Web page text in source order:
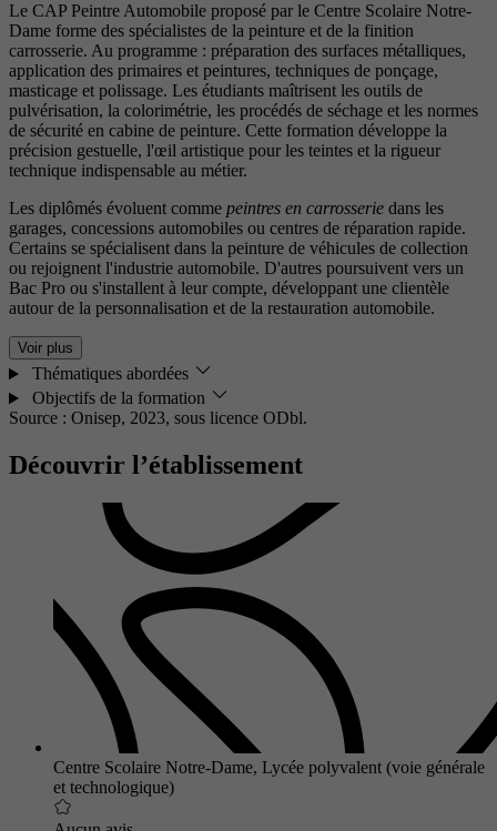
Le CAP Peintre Automobile proposé par le Centre Scolaire Notre-
Dame forme des spécialistes de la peinture et de la finition
carrosserie. Au programme : préparation des surfaces métalliques,
application des primaires et peintures, techniques de ponçage,
masticage et polissage. Les étudiants maîtrisent les outils de
pulvérisation, la colorimétrie, les procédés de séchage et les normes
de sécurité en cabine de peinture. Cette formation développe la
précision gestuelle, l'œil artistique pour les teintes et la rigueur
technique indispensable au métier.
Les diplômés évoluent comme peintres en carrosserie dans les
garages, concessions automobiles ou centres de réparation rapide.
Certains se spécialisent dans la peinture de véhicules de collection
ou rejoignent l'industrie automobile. D'autres poursuivent vers un
Bac Pro ou s'installent à leur compte, développant une clientèle
autour de la personnalisation et de la restauration automobile.
Voir plus
Thématiques abordées
Objectifs de la formation
Source : Onisep, 2023, sous licence ODbl.
Découvrir l’établissement
Centre Scolaire Notre-Dame, Lycée polyvalent (voie générale
et technologique)